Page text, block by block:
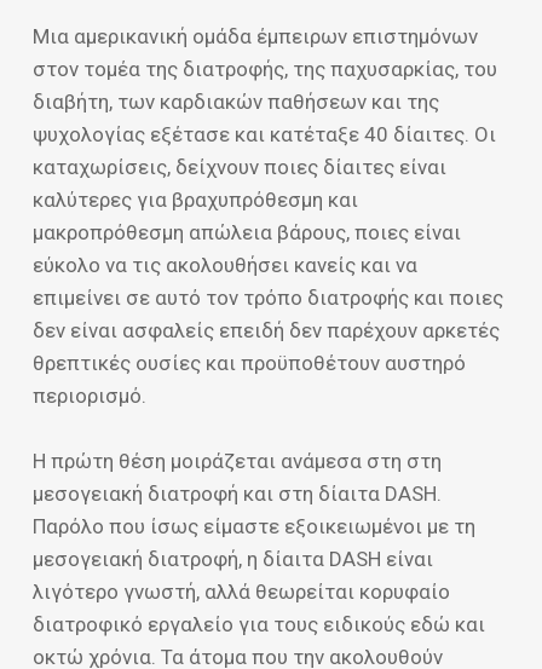
Μια αμερικανική ομάδα έμπειρων επιστημόνων
στον τομέα της διατροφής, της παχυσαρκίας, του
διαβήτη, των καρδιακών παθήσεων και της
ψυχολογίας εξέτασε και κατέταξε 40 δίαιτες. Οι
καταχωρίσεις, δείχνουν ποιες δίαιτες είναι
καλύτερες για βραχυπρόθεσμη και
μακροπρόθεσμη απώλεια βάρους, ποιες είναι
εύκολο να τις ακολουθήσει κανείς και να
επιμείνει σε αυτό τον τρόπο διατροφής και ποιες
δεν είναι ασφαλείς επειδή δεν παρέχουν αρκετές
θρεπτικές ουσίες και προϋποθέτουν αυστηρό
περιορισμό.
Η πρώτη θέση μοιράζεται ανάμεσα στη στη
μεσογειακή διατροφή και στη δίαιτα DASH.
Παρόλο που ίσως είμαστε εξοικειωμένοι με τη
μεσογειακή διατροφή, η δίαιτα DASH είναι
λιγότερο γνωστή, αλλά θεωρείται κορυφαίο
διατροφικό εργαλείο για τους ειδικούς εδώ και
οκτώ χρόνια. Τα άτομα που την ακολουθούν